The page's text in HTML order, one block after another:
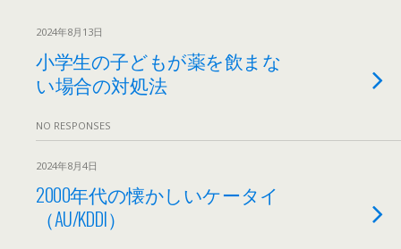
2024年8月13日
小学生の子どもが薬を飲まな
い場合の対処法
NO RESPONSES
2024年8月4日
2000年代の懐かしいケータイ
（AU/KDDI）